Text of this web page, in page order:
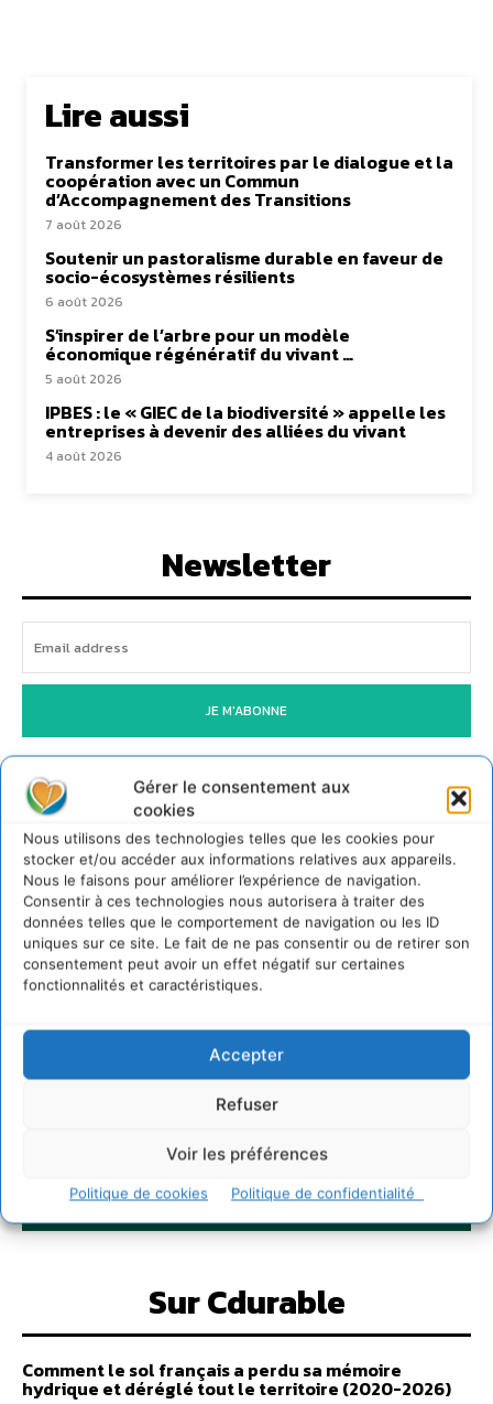
Gérer le consentement aux
cookies
Nous utilisons des technologies telles que les cookies pour
stocker et/ou accéder aux informations relatives aux appareils.
Nous le faisons pour améliorer l’expérience de navigation.
Consentir à ces technologies nous autorisera à traiter des
données telles que le comportement de navigation ou les ID
uniques sur ce site. Le fait de ne pas consentir ou de retirer son
consentement peut avoir un effet négatif sur certaines
fonctionnalités et caractéristiques.
Accepter
Refuser
Voir les préférences
Politique de cookies Politique de confidentialité
Lire aussi
Transformer les territoires par le dialogue et la
coopération avec un Commun
d’Accompagnement des Transitions
7 août 2026
Soutenir un pastoralisme durable en faveur de
socio-écosystèmes résilients
6 août 2026
S’inspirer de l’arbre pour un modèle
économique régénératif du vivant …
5 août 2026
IPBES : le « GIEC de la biodiversité » appelle les
entreprises à devenir des alliées du vivant
4 août 2026
Newsletter
JE M'ABONNE
Sur Cdurable
Comment le sol français a perdu sa mémoire
hydrique et déréglé tout le territoire (2020-2026)